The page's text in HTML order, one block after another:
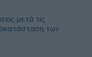
μετά τις
των